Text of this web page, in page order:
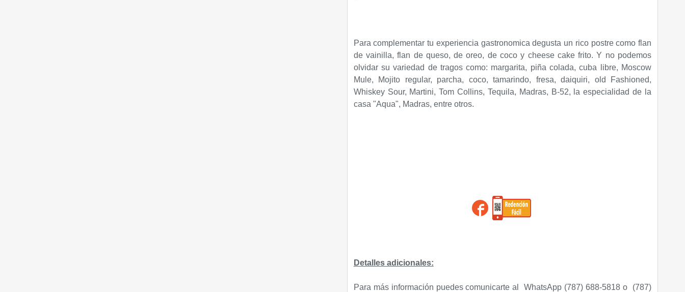
Para complementar tu experiencia gastronomica degusta un rico postre como flan
de vainilla, flan de queso, de oreo, de coco y cheese cake frito. Y no podemos
olvidar su variedad de tragos como: margarita, piña colada, cuba libre, Moscow
Mule, Mojito regular, parcha, coco, tamarindo, fresa, daiquiri, old Fashioned,
Whiskey Sour, Martini, Tom Collins, Tequila, Madras, B-52, la especialidad de la
casa "Aqua", Madras, entre otros.
Detalles adicionales:
Para más información puedes comunicarte al WhatsApp (787) 688-5818 o (787)